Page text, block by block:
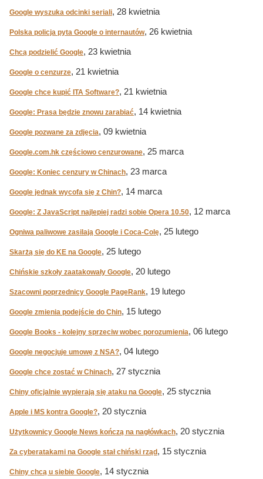
Google wyszuka odcinki seriali, 28 kwietnia
Polska policja pyta Google o internautów, 26 kwietnia
Chcą podzielić Google, 23 kwietnia
Google o cenzurze, 21 kwietnia
Google chce kupić ITA Software?, 21 kwietnia
Google: Prasa będzie znowu zarabiać, 14 kwietnia
Google pozwane za zdjęcia, 09 kwietnia
Google.com.hk częściowo cenzurowane, 25 marca
Google: Koniec cenzury w Chinach, 23 marca
Google jednak wycofa się z Chin?, 14 marca
Google: Z JavaScript najlepiej radzi sobie Opera 10.50, 12 marca
Ogniwa paliwowe zasilają Google i Coca-Colę, 25 lutego
Skarżą się do KE na Google, 25 lutego
Chińskie szkoły zaatakowały Google, 20 lutego
Szacowni poprzednicy Google PageRank, 19 lutego
Google zmienia podejście do Chin, 15 lutego
Google Books - kolejny sprzeciw wobec porozumienia, 06 lutego
Google negocjuje umowę z NSA?, 04 lutego
Google chce zostać w Chinach, 27 stycznia
Chiny oficjalnie wypierają się ataku na Google, 25 stycznia
Apple i MS kontra Google?, 20 stycznia
Użytkownicy Google News kończą na nagłówkach, 20 stycznia
Za cyberatakami na Google stał chiński rząd , 15 stycznia
Chiny chcą u siebie Google, 14 stycznia